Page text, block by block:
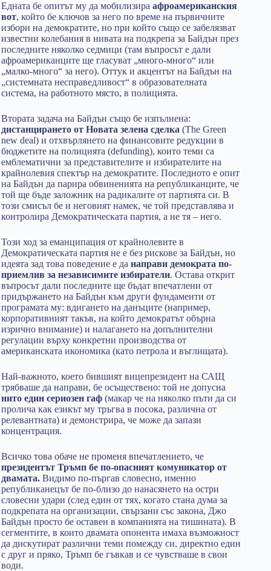
Едната бе опитът му да мобилизира афроамериканския
вот, който бе ключов за него по време на първичните
избори на демократите, но при който също се забелязват
известни колебания в нивата на подкрепа за Байдън през
последните няколко седмици (там въпросът е дали
афроамериканците ще гласуват „много-много“ или
„малко-много“ за него). Оттук и акцентът на Байдън на
„системната несправедливост“ в образователната
система, на работното място, в полицията.
Втората задача на Байдън също бе изпълнена:
дистанцирането от Новата зелена сделка (The Green
new deal) и отхвърлянето на финансовите редукции в
бюджетите на полицията (defunding), които теми са
емблематични за представителите и избирателите на
крайнолевия спектър на демократите. Последното е опит
на Байдън да парира обвиненията на републиканците, че
той ще бъде заложник на радикалите от партията си. В
този смисъл бе и неговият намек, че той представлява и
контролира Демократическата партия, а не тя – него.
Този ход за еманципация от крайнолевите в
Демократическата партия не е без рискове за Байдън, но
идеята зад това поведение е да направи демократа по-
приемлив за независимите избиратели. Остава открит
въпросът дали последните ще бъдат впечатлени от
придържането на Байдън към други фундаменти от
програмата му: вдигането на данъците (например,
корпоративният такъв, на който демократът обърна
изрично внимание) и налагането на допълнителни
регулации върху конкретни производства от
американската икономика (като петрола и въглищата).
Най-важното, което бившият вицепрезидент на САЩ
трябваше да направи, бе осъществено: той не допусна
нито един сериозен гаф (макар че на няколко пъти да си
пролича как езикът му тръгва в посока, различна от
релевантната) и демонстрира, че може да запази
концентрация.
Всичко това обаче не променя впечатлението, че
президентът Тръмп бе по-опасният комуникатор от
двамата. Видимо по-пъргав словесно, именно
републиканецът бе по-близо до нанасянето на остри
словесни удари (след един от тях, когато стана дума за
подкрепата на организации, свързани със закона, Джо
Байдън просто бе оставен в компанията на тишината). В
сегментите, в които двамата опонента имаха възможност
да дискутират различни теми помежду си, директно един
с друг и пряко, Тръмп бе гъвкав и се чувстваше в свои
води.